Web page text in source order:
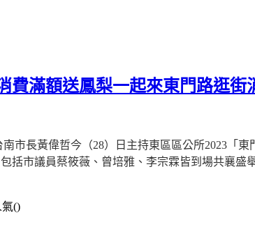
費滿額送鳳梨一起來東門路逛街
南市長黃偉哲今（28）日主持東區區公所2023 「
括市議員蔡筱薇、曾培雅、李宗霖皆到場共襄
氣()